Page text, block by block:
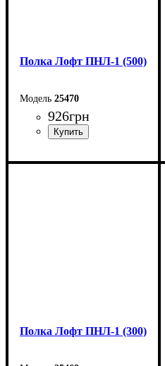
Полка Лофт ПНЛ-1 (500)
25470
926грн
Ширина: 50 см
Полка Лофт ПНЛ-1 (300)